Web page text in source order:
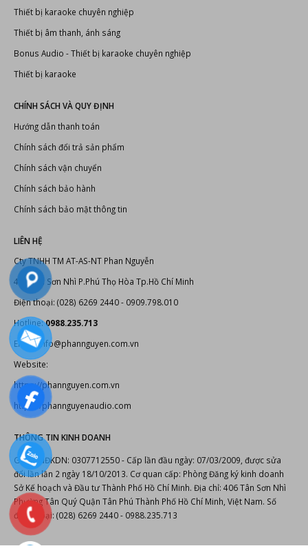
Thiết bị karaoke chuyên nghiệp
Thiết bị âm thanh, ánh sáng
Bonus Audio -Thiết bị karaoke chuyên nghiệp
Thiết bị karaoke
CHÍNH SÁCH VÀ QUY ĐỊNH
Hướng dẫn thanh toán
Chính sách đổi trả sản phẩm
Chính sách vận chuyển
Chính sách bảo hành
Chính sách bảo mật thông tin
LIÊN HỆ
Cty TNHH TM AT-AS-NT Phan Nguyễn
406 Tân Sơn Nhì P.Phú Thọ Hòa Tp.Hồ Chí Minh
Điện thoại: (028) 6269 2440 - 0909.798.010
Hotline:0988.235.713
Email: info@phannguyen.com.vn
Website:
https://phannguyen.com.vn
https://phannguyenaudio.com
THÔNG TIN KINH DOANH
Giấy CNĐKDN: 0307712550 - Cấp lần đầu ngày: 07/03/2009, được sửa
đổi lần lần 2 ngày 18/10/2013. Cơ quan cấp: Phòng Đăng ký kinh doanh
Sở Kế hoạch và Đầu tư Thành Phố Hồ Chí Minh. Địa chỉ: 406 Tân Sơn Nhì
Phường Tân Quý Quận Tân Phú Thành Phố Hồ Chí Minh, Việt Nam. Số
điện thoại: (028) 6269 2440 - 0988.235.713